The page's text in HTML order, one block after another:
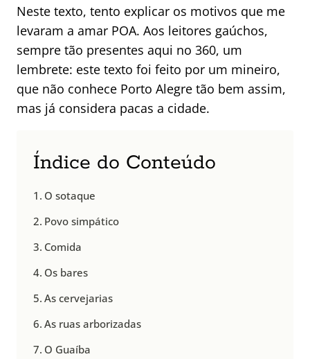
Neste texto, tento explicar os motivos que me
levaram a amar POA. Aos leitores gaúchos,
sempre tão presentes aqui no 360, um
lembrete: este texto foi feito por um mineiro,
que não conhece Porto Alegre tão bem assim,
mas já considera pacas a cidade.
Índice do Conteúdo
O sotaque
Povo simpático
Comida
Os bares
As cervejarias
As ruas arborizadas
O Guaíba